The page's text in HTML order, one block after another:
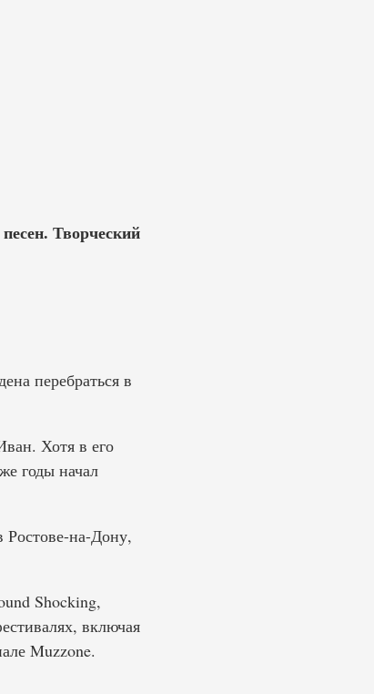
Творческий
перебраться в
Хотя в его
годы начал
Ростове-на-Дону,
Shocking,
включая
Muzzone.